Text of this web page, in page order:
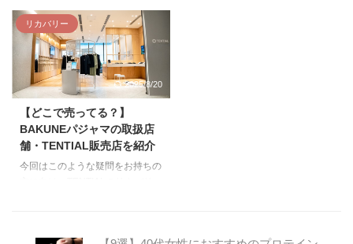
カバリーウェアを使用した感想
や、使用した人の口コミ評判、他
のリカバリーウェアとの比較をレ
ビューしていきます ...
対象サイトや寄附金額などを解説
します。 ふるさと納税で
BAKUNE製品をもらいたい方は
ぜひ参考にしてみてください。
TENTIALのBAKUNEが返礼品の
ふるさと納税サイト一覧
生産地の長崎県大村市のふるさと
納税品として採用されました。
なお、BAKUNEシリーズがもら
える、ふるさと納税の対象サイト
リカバリー
2025/8/20
【どこで売ってる？】
BAKUNEパジャマの取扱店
舗・TENTIAL販売店を紹介
今回はこのような疑問をお持ちの